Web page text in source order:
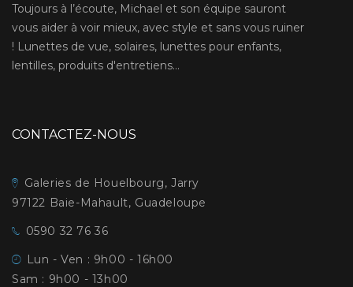
Toujours à l’écoute, Michael et son équipe sauront
vous aider à voir mieux, avec style et sans vous ruiner
! Lunettes de vue, solaires, lunettes pour enfants,
lentilles, produits d'entretiens...
CONTACTEZ-NOUS
Galeries de Houelbourg, Jarry
97122 Baie-Mahault, Guadeloupe
0590 32 76 36
Lun - Ven : 9h00 - 16h00
Sam : 9h00 - 13h00